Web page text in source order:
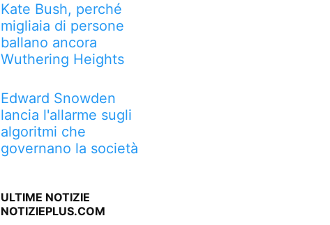
Kate Bush, perché
migliaia di persone
ballano ancora
Wuthering Heights
Edward Snowden
lancia l'allarme sugli
algoritmi che
governano la società
ULTIME NOTIZIE
NOTIZIEPLUS.COM